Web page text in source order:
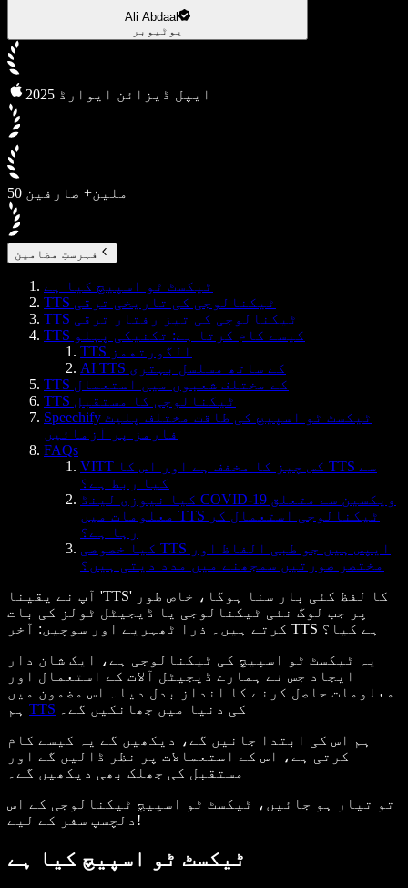
Ali Abdaal
یوٹیوبر
2025 ایپل ڈیزائن ایوارڈ
50 ملین+ صارفین
فہرستِ مضامین
ٹیکسٹ ٹو اسپیچ کیا ہے
TTS ٹیکنالوجی کی تاریخی ترقی
TTS ٹیکنالوجی کی تیز رفتار ترقی
TTS کیسے کام کرتا ہے: تکنیکی پہلو
TTS الگورتھمز
AI TTS کے ساتھ مسلسل بہتری
TTS کے مختلف شعبوں میں استعمال
TTS ٹیکنالوجی کا مستقبل
Speechify ٹیکسٹ ٹو اسپیچ کی طاقت مختلف پلیٹ
فارمز پر آزمائیں
FAQs
VITT کس چیز کا مخفف ہے اور اس کا TTS سے
کیا ربط ہے؟
کیا نیوزی لینڈ COVID-19 ویکسین سے متعلق
معلومات میں TTS ٹیکنالوجی استعمال کر
رہا ہے؟
کیا خصوصی TTS ایپس ہیں جو طبی الفاظ اور
مختصر صورتیں سمجھنے میں مدد دیتی ہیں؟
آپ نے یقینا 'TTS' کا لفظ کئی بار سنا ہوگا، خاص طور
پر جب لوگ نئی ٹیکنالوجی یا ڈیجیٹل ٹولز کی بات
کرتے ہیں۔ ذرا ٹھہریے اور سوچیں: آخر TTS ہے کیا؟
یہ ٹیکسٹ ٹو اسپیچ کی ٹیکنالوجی ہے، ایک شان دار
ایجاد جس نے ہمارے ڈیجیٹل آلات کے استعمال اور
معلومات حاصل کرنے کا انداز بدل دیا۔ اس مضمون میں
TTS
کی دنیا میں جھانکیں گے۔
ہم اس کی ابتدا جانیں گے، دیکھیں گے یہ کیسے کام
کرتی ہے، اس کے استعمالات پر نظر ڈالیں گے اور
تو تیار ہو جائیں، ٹیکسٹ ٹو اسپیچ ٹیکنالوجی کے اس
دلچسپ سفر کے لیے!
ٹیکسٹ ٹو اسپیچ کیا ہے